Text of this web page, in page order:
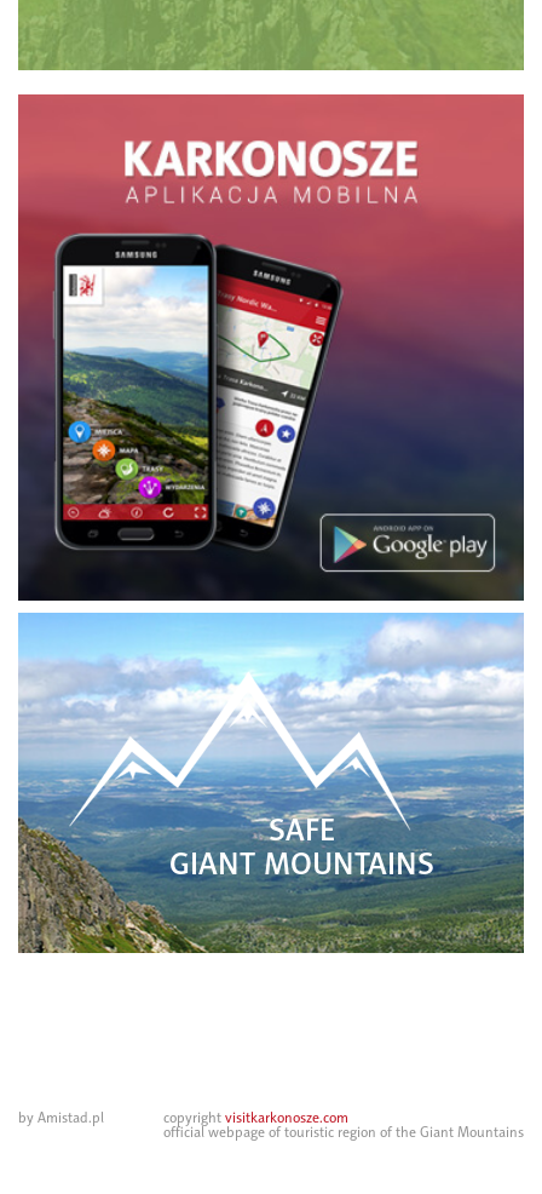
SAFE
GIANT MOUNTAINS
by Amistad.pl copyright visitkarkonosze.com
official webpage of touristic region of the Giant Mountains